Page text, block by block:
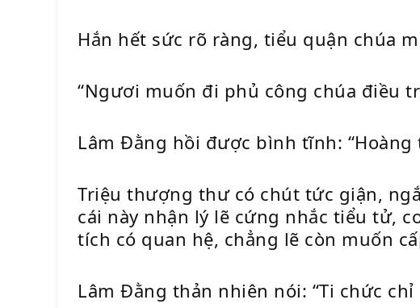
Hắn hết sức rõ ràng, tiểu quận chúa
“Ngươi muốn đi phủ công chúa điều
Lâm Đằng hồi được bình tĩnh:
Triệu thượng thư có chút tức giận,
cái này nhận lý lẽ cứng nhắc tiểu tử,
tích có quan hệ, chẳng lẽ còn muốn
Lâm Đằng thản nhiên nói: “Ti chức